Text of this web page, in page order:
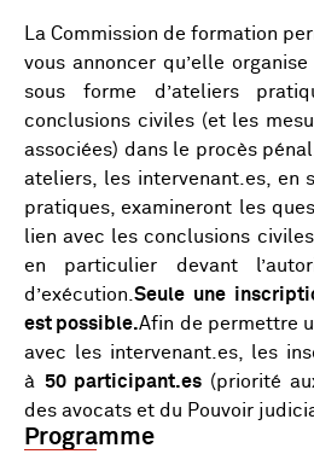
La Commission de formation
vous annoncer qu’elle
sous forme d’ateliers
conclusions civiles (et les
associées) dans le procès
ateliers, les intervenant.es, en
pratiques, examineront les
lien avec les conclusions
en particulier devant
d’exécution. Seule une
est possible.Afin de permettre
avec les intervenant.es, les
à 50 participant.es (priorité
des avocats et du Pouvoir
Programme